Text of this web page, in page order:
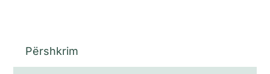
Përshkrim